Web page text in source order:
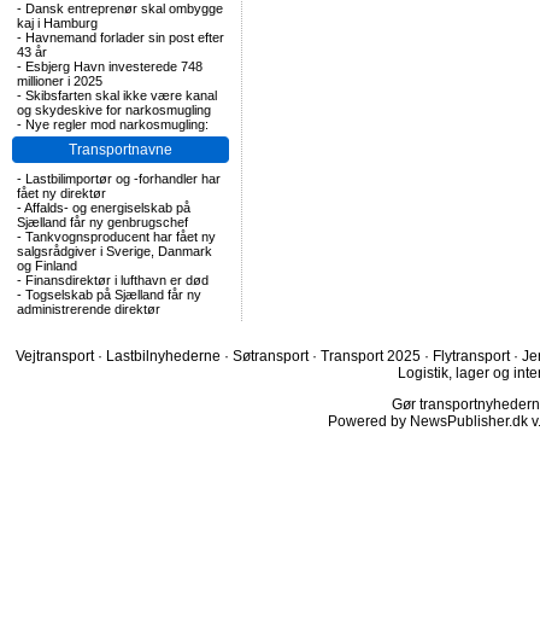
- Dansk entreprenør skal ombygge
kaj i Hamburg
- Havnemand forlader sin post efter
43 år
- Esbjerg Havn investerede 748
millioner i 2025
- Skibsfarten skal ikke være kanal
og skydeskive for narkosmugling
- Nye regler mod narkosmugling:
Transportnavne
- Lastbilimportør og -forhandler har
fået ny direktør
-Affalds- og energiselskab på
Sjælland får ny genbrugschef
- Tankvognsproducent har fået ny
salgsrådgiver i Sverige, Danmark
og Finland
- Finansdirektør i lufthavn er død
- Togselskab på Sjælland får ny
administrerende direktør
Vejtransport · Lastbilnyhederne · Søtransport · Transport 2025 · Flytransport ·
Logistik, lager og
Gør
Powered by NewsPublisher.dk